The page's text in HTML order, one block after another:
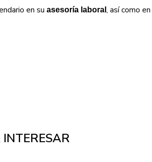
en su asesoría laboral , así como